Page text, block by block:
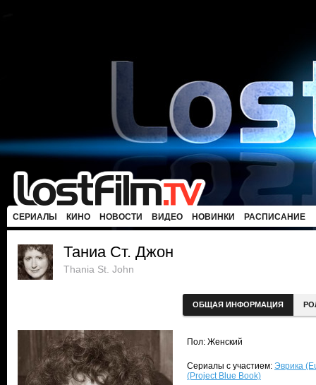
СЕРИАЛЫ КИНО НОВОСТИ ВИДЕО НОВИНКИ РАСПИСАНИЕ
Таниа Ст. Джон
Thania St. John
ОБЩАЯ ИНФОРМАЦИЯ
Пол: Женский
Сериалы с участием: Эврика
(Project Blue Book)